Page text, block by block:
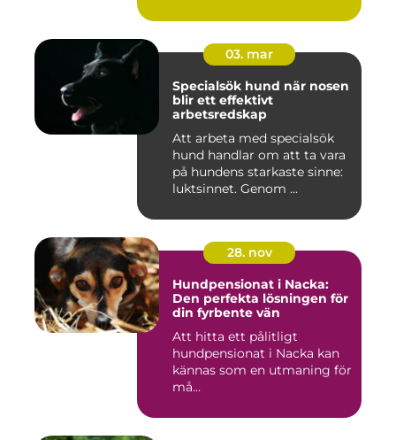
03. mar
Specialsök hund när nosen
blir ett effektivt
arbetsredskap
Att arbeta med specialsök
hund handlar om att ta vara
på hundens starkaste sinne:
luktsinnet. Genom ...
28. nov
Hundpensionat i Nacka:
Den perfekta lösningen för
din fyrbente vän
Att hitta ett pålitligt
hundpensionat i Nacka kan
kännas som en utmaning för
må...